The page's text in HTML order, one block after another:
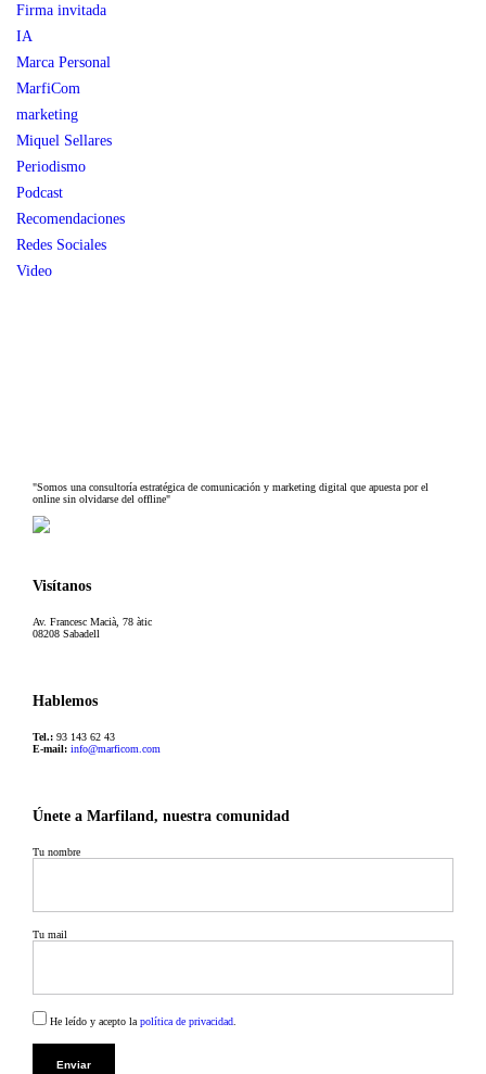
Firma invitada
IA
Marca Personal
MarfiCom
marketing
Miquel Sellares
Periodismo
Podcast
Recomendaciones
Redes Sociales
Video
"Somos una consultoría estratégica de comunicación y marketing digital que apuesta por el
online sin olvidarse del offline"
Visítanos
Av. Francesc Macià, 78 àtic
08208 Sabadell
Hablemos
Tel.: 93 143 62 43
E-mail: info@marficom.com
Únete a Marfiland, nuestra comunidad
Tu nombre
Tu mail
He leído y acepto la política de privacidad